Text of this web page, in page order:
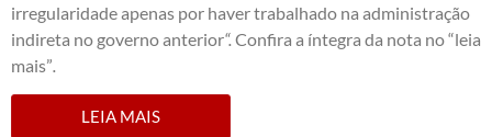
irregularidade apenas por haver trabalhado na administração
indireta no governo anterior“. Confira a íntegra da nota no “leia
mais”.
LEIA MAIS